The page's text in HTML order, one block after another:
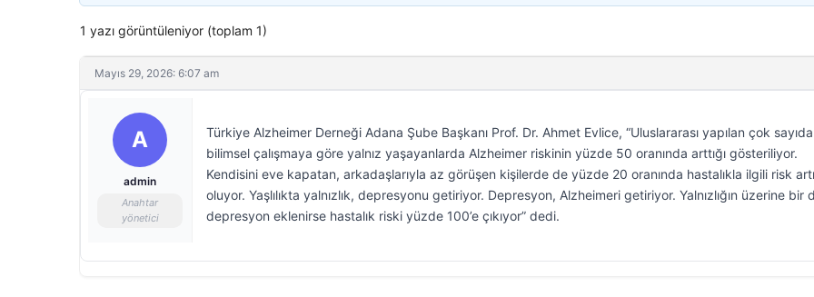
1 yazı görüntüleniyor (toplam 1)
Mayıs 29, 2026: 6:07 am
A
admin
Anahtar
yönetici
Türkiye Alzheimer Derneği Adana Şube Başkanı Prof. Dr. Ahmet Evlice, “Uluslararası yapılan çok sayıda
bilimsel çalışmaya göre yalnız yaşayanlarda Alzheimer riskinin yüzde 50 oranında arttığı gösteriliyor.
Kendisini eve kapatan, arkadaşlarıyla az görüşen kişilerde de yüzde 20 oranında hastalıkla ilgili risk
oluyor. Yaşlılıkta yalnızlık, depresyonu getiriyor. Depresyon, Alzheimeri getiriyor. Yalnızlığın üzerine bir
depresyon eklenirse hastalık riski yüzde 100’e çıkıyor” dedi.